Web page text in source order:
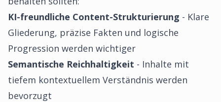
KI-freundliche Content-Strukturierung - Klare
Gliederung, präzise Fakten und logische
Progression werden wichtiger
Semantische Reichhaltigkeit - Inhalte mit
tiefem kontextuellem Verständnis werden
bevorzugt